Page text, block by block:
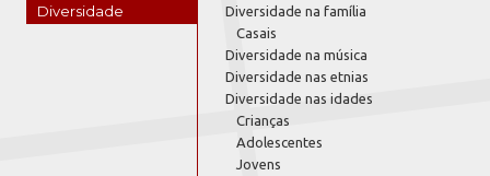
Diversidade
Diversidade na família
Casais
Diversidade na música
Diversidade nas etnias
Diversidade nas idades
Crianças
Adolescentes
Jovens